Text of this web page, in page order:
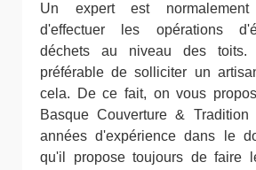
Un expert est
d'effectuer les opérations
déchets au niveau des
préférable de solliciter un
cela. De ce fait, on vous
Basque Couverture &
années d'expérience dans le
qu'il propose toujours de faire